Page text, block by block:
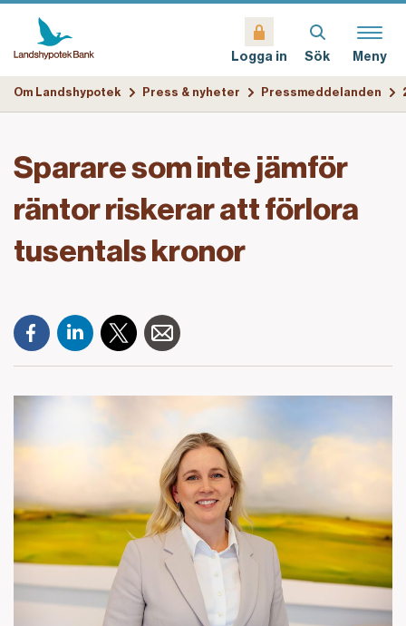
Logga in Sök Meny
Om Landshypotek Press & nyheter Pressmeddelanden
Sparare som inte jämför
räntor riskerar att förlora
tusentals kronor